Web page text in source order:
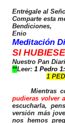
Entrégale al
Comparte esta
Bendiciones,
Enio
Meditación
SI
Nuestro Pan
**Leer: 1 Pedro
1
Mientras
pudieras volver
escucharla,
versión más
nos hemos